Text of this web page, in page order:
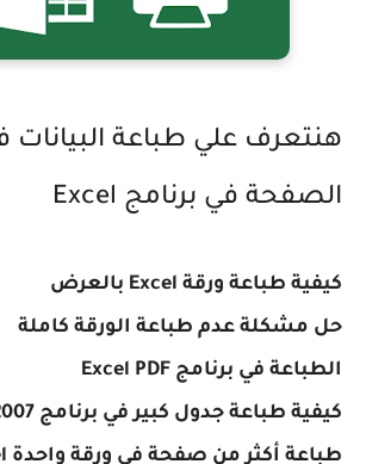
هنتعرف علي طباعة
الصفحة في برنامج Excel
كيفية طباعة ورقة Excel بالعرض
حل مشكلة عدم طباعة الورقة كاملة
الطباعة في برنامج Excel PDF
كيفية طباعة جدول كبير في برنامج Excel 2007
طباعة أكثر من صفحة في ورقة واحدة Excel